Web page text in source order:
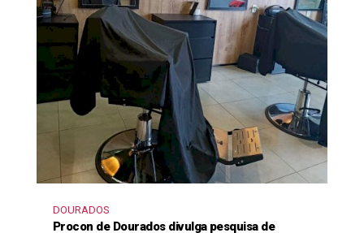
DOURADOS
Procon de Dourados divulga pesquisa de